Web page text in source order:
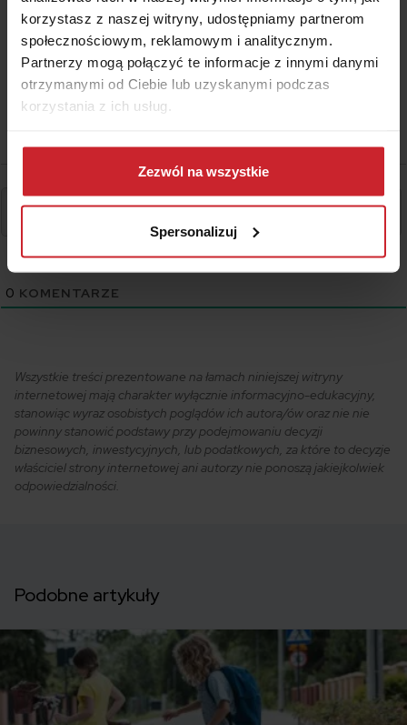
korzystasz z naszej witryny, udostępniamy partnerom
społecznościowym, reklamowym i analitycznym.
Partnerzy mogą połączyć te informacje z innymi danymi
otrzymanymi od Ciebie lub uzyskanymi podczas
korzystania z ich usług.
Dowiedz się więcej na temat tego, kim jesteśmy, jak
można się z nami skontaktować i w jaki sposób
przetwarzamy dane osobowe w ramachPolityki
Zezwól na wszystkie
Spersonalizuj
0 KOMENTARZE
Wszystkie treści prezentowane na łamach niniejszej witryny
internetowej mają charakter wyłącznie informacyjno-edukacyjny,
stanowiąc wyraz osobistych poglądów ich autora/ów oraz nie nie
powinny stanowić podstawy przy podejmowaniu decyzji
biznesowych, inwestycyjnych, lub podatkowych, za które to decyzje
właściciel strony internetowej ani autorzy nie ponoszą jakiejkolwiek
odpowiedzialności.
Podobne artykuły